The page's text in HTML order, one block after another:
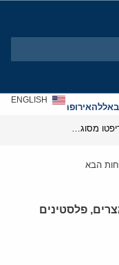
אירופהאנטישמיות
ENGLISH
הבא
, פלסטינים